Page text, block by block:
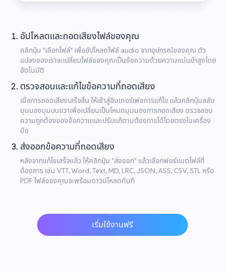
อัปโหลดและถอดเสียงไฟล์ของคุณ
คลิกปุ่ม "เลือกไฟล์" เพื่ออัปโหลดไฟล์ audio จากอุปกรณ์ของคุณ ตัว
แปลงของเราจะเปลี่ยนไฟล์ของคุณเป็นข้อความด้วยความแม่นยำสูงโดย
อัตโนมัติ
ตรวจสอบและแก้ไขข้อความที่ถอดเสียง
เมื่อการถอดเสียงเสร็จสิ้น ให้เข้าสู่อินเทอร์เฟซการแก้ไข แล้วคลิกปุ่มสลับ
มุมมองมุมบนขวาเพื่อเปลี่ยนเป็นโหมดมุมมองการถอดเสียง ตรวจสอบ
ความถูกต้องของข้อความและปรับแก้ตามต้องการได้โดยตรงในเครื่อง
มือ
ส่งออกข้อความที่ถอดเสียง
หลังจากแก้ไขเสร็จแล้ว ให้คลิกปุ่ม "ส่งออก" แล้วเลือกฟอร์แมตไฟล์ที่
ต้องการ เช่น VTT, Word, Text, MD, LRC, JSON, ASS, CSV, STL หรือ
PDF ไฟล์ของคุณจะพร้อมดาวน์โหลดทันที
เริ่มใช้งานฟรี